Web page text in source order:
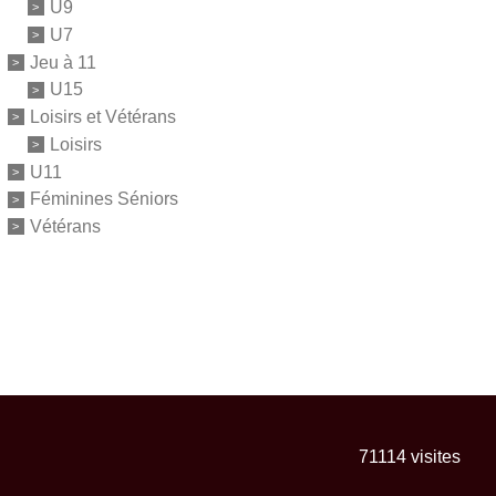
U9
U7
Jeu à 11
U15
Loisirs et Vétérans
Loisirs
U11
Féminines Séniors
Vétérans
71114 visites